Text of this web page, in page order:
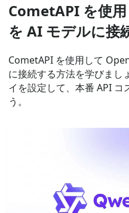
CometAPI を使
を AI モデルに接
CometAPI を使用して
に接続する方法を学びまし
イを設定して、本番 API コ
う。